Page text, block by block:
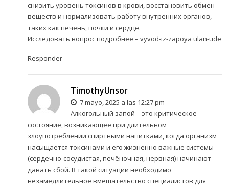
снизить уровень токсинов в крови, восстановить обмен
веществ и нормализовать работу внутренних органов,
таких как печень, почки и сердце.
Исследовать вопрос подробнее – vyvod-iz-zapoya ulan-ude
Responder
TimothyUnsor
7 mayo, 2025 a las 12:27 pm
Алкогольный запой – это критическое
состояние, возникающее при длительном
злоупотреблении спиртными напитками, когда организм
насыщается токсинами и его жизненно важные системы
(сердечно-сосудистая, печёночная, нервная) начинают
давать сбой. В такой ситуации необходимо
незамедлительное вмешательство специалистов для